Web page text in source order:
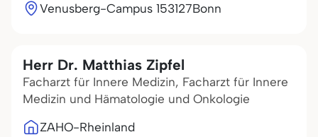
Venusberg-Campus 153127Bonn
Herr Dr. Matthias Zipfel
Facharzt für Innere Medizin, Facharzt für Innere
Medizin und Hämatologie und Onkologie
ZAHO-Rheinland